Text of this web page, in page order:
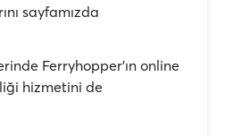
sayfamızda
Ferryhopper'ın online
hizmetini de